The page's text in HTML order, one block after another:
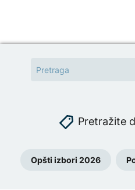
Pretražite
Opšti izbori 2026